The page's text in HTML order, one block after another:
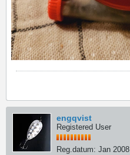
engqvist
Registered User
Reg.datum: Jan 2008